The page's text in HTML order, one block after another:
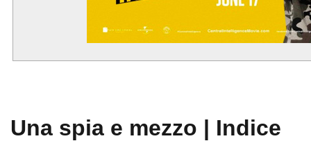
Una spia e mezzo | Indice